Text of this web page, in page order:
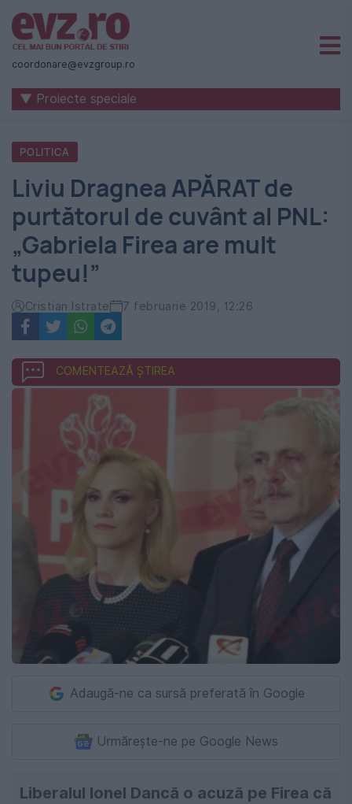
Știri
naționale
internaționale
România
-
Evenimentul
Zilei
coordonare@evzgroup.ro
▼ Proiecte speciale
POLITICA
Liviu Dragnea APĂRAT de
purtătorul de cuvânt al PNL:
„Gabriela Firea are mult
tupeu!”
Cristian Istrate 7 februarie 2019, 12:26
COMENTEAZĂ ȘTIREA
Adaugă-ne ca sursă preferată în Google
Urmărește-ne pe Google News
Liberalul Ionel Dancă o acuză pe Firea că